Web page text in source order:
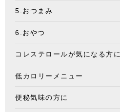
5.おつまみ
6.おやつ
コレステロールが気になる方に
低カロリーメニュー
便秘気味の方に